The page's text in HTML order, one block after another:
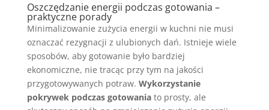
Oszczędzanie energii podczas gotowania –
praktyczne porady
Minimalizowanie zużycia energii w kuchni nie musi
oznaczać rezygnacji z ulubionych dań. Istnieje wiele
sposobów, aby gotowanie było bardziej
ekonomiczne, nie tracąc przy tym na jakości
przygotowywanych potraw. Wykorzystanie
pokrywek podczas gotowaniato prosty, ale